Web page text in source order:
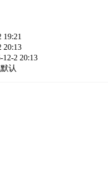
19:21
20:13
12-2 20:13
认